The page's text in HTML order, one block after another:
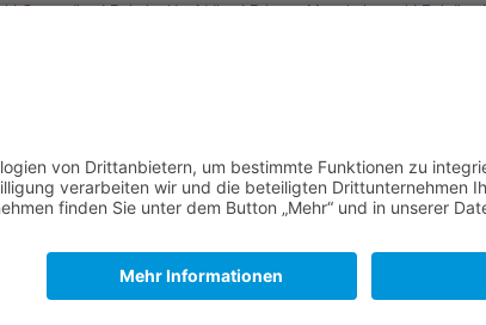
|Oosterdiep|Pekeler Hoofddiep|Prinses Margrietkanaal|Reitdiep
geändert.
Mobile Ansicht